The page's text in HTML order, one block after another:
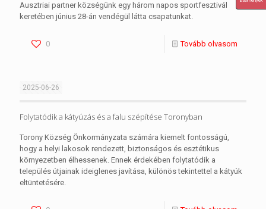
Ausztriai partner községünk egy három napos sportfesztivál
keretében június 28-án vendégül látta csapatunkat.
0 Tovább olvasom
2025-06-26
Folytatódik a kátyúzás és a falu szépítése Toronyban
Torony Község Önkormányzata számára kiemelt fontosságú,
hogy a helyi lakosok rendezett, biztonságos és esztétikus
környezetben élhessenek. Ennek érdekében folytatódik a
település útjainak ideiglenes javítása, különös tekintettel a kátyúk
eltüntetésére.